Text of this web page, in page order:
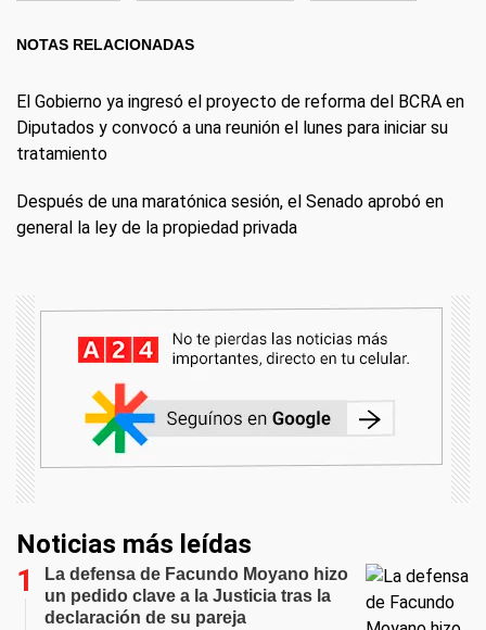
NOTAS RELACIONADAS
El Gobierno ya ingresó el proyecto de reforma del BCRA en
Diputados y convocó a una reunión el lunes para iniciar su
tratamiento
Después de una maratónica sesión, el Senado aprobó en
general la ley de la propiedad privada
Noticias más leídas
La defensa de Facundo Moyano hizo
un pedido clave a la Justicia tras la
declaración de su pareja